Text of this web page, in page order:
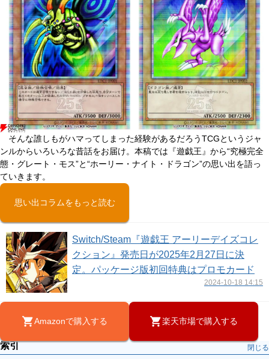
そんな誰しもがハマってしまった経験があるだろうTCGというジャ
ンルからいろいろな昔話をお届け。本稿では『遊戯王』から“究極完全
態・グレート・モス”と“ホーリー・ナイト・ドラゴン”の思い出を語っ
ていきます。
思い出コラムをもっと読む
Switch/Steam『遊戯王 アーリーデイズコレ
クション』発売日が2025年2月27日に決
定。パッケージ版初回特典はプロモカード
2024-10-18 14:15
Amazonで購入する 楽天市場で購入する
索引 閉じる